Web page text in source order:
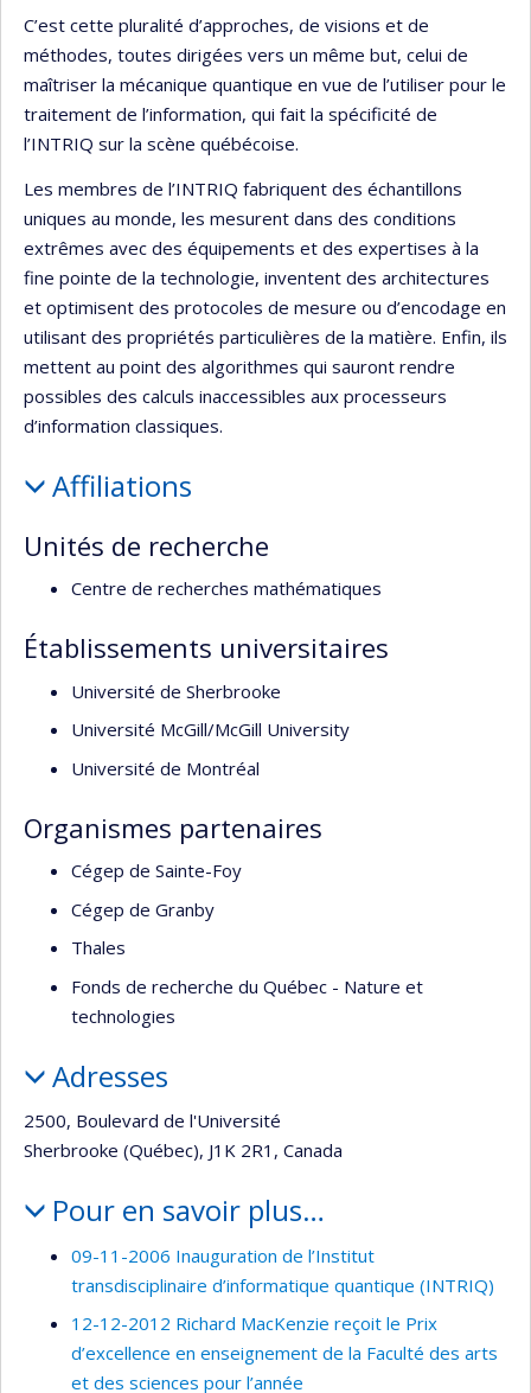
C’est cette pluralité d’approches, de visions et de
méthodes, toutes dirigées vers un même but, celui de
maîtriser la mécanique quantique en vue de l’utiliser pour le
traitement de l’information, qui fait la spécificité de
l’INTRIQ sur la scène québécoise.
Les membres de l’INTRIQ fabriquent des échantillons
uniques au monde, les mesurent dans des conditions
extrêmes avec des équipements et des expertises à la
fine pointe de la technologie, inventent des architectures
et optimisent des protocoles de mesure ou d’encodage en
utilisant des propriétés particulières de la matière. Enfin, ils
mettent au point des algorithmes qui sauront rendre
possibles des calculs inaccessibles aux processeurs
d’information classiques.
Affiliations
Unités de recherche
Centre de recherches mathématiques
Établissements universitaires
Université de Sherbrooke
Université McGill/McGill University
Université de Montréal
Organismes partenaires
Cégep de Sainte-Foy
Cégep de Granby
Thales
Fonds de recherche du Québec - Nature et
technologies
Adresses
2500, Boulevard de l'Université
Sherbrooke (Québec), J1K 2R1, Canada
Pour en savoir plus…
09-11-2006 Inauguration de l’Institut
transdisciplinaire d’informatique quantique (INTRIQ)
12-12-2012 Richard MacKenzie reçoit le Prix
d’excellence en enseignement de la Faculté des arts
et des sciences pour l’année